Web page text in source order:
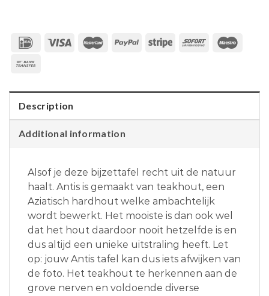
Description
Additional information
Alsof je deze bijzettafel recht uit de natuur
haalt. Antis is gemaakt van teakhout, een
Aziatisch hardhout welke ambachtelijk
wordt bewerkt. Het mooiste is dan ook wel
dat het hout daardoor nooit hetzelfde is en
dus altijd een unieke uitstraling heeft. Let
op: jouw Antis tafel kan dus iets afwijken van
de foto. Het teakhout te herkennen aan de
grove nerven en voldoende diverse